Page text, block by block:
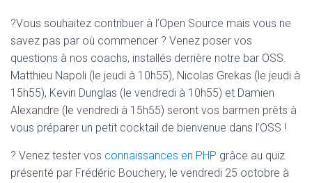
?Vous souhaitez contribuer à l’Open Source mais vous ne
savez pas par où commencer ? Venez poser vos
questions à nos coachs, installés derrière notre bar OSS.
Matthieu Napoli (le jeudi à 10h55), Nicolas Grekas (le jeudi à
15h55), Kevin Dunglas (le vendredi à 10h55) et Damien
Alexandre (le vendredi à 15h55) seront vos barmen prêts à
vous préparer un petit cocktail de bienvenue dans l’OSS !
? Venez tester vos connaissances en PHP grâce au quiz
présenté par Frédéric Bouchery, le vendredi 25 octobre à